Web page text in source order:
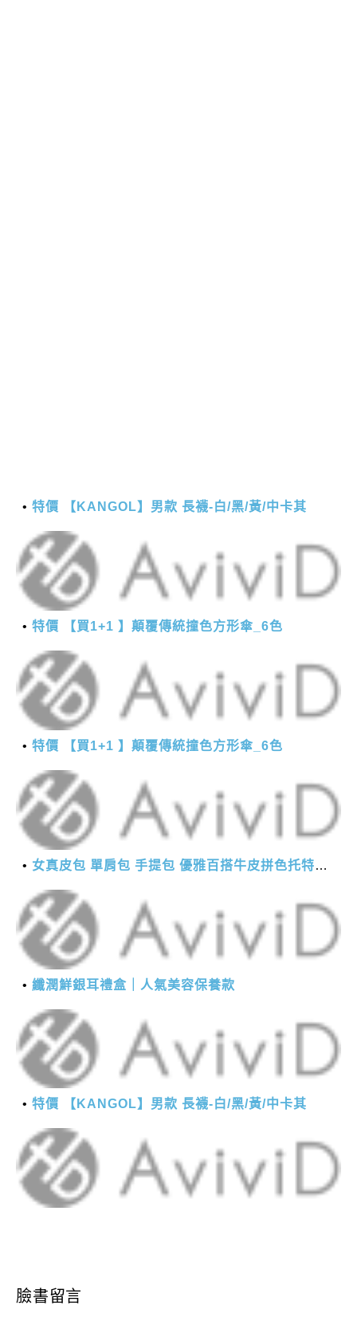
特價 【KANGOL】男款 長襪-白/黑/黃/中卡其
特價 【買1+1 】顛覆傳統撞色方形傘_6色
特價 【買1+1 】顛覆傳統撞色方形傘_6色
女真皮包 單肩包 手提包 優雅百搭牛皮拼色托特包(6色)【XWL780163】＊艾美時尚(現+預)
纖潤鮮銀耳禮盒｜人氣美容保養款
特價 【KANGOL】男款 長襪-白/黑/黃/中卡其
臉書留言